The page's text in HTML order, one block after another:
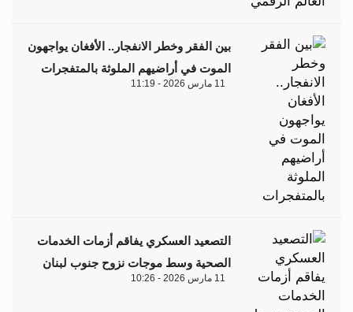
بين الفقر وخطر الانفجار.. الأفغان يواجهون
الموت في أراضيهم الملوثة بالمتفجرات
11 مارس 2026 - 11:19
التصعيد العسكري يفاقم أزمات الخدمات
الصحية وسط موجات نزوح جنوب لبنان
11 مارس 2026 - 10:26